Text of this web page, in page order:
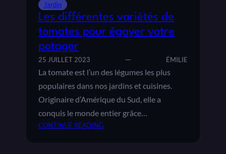
Jardin
Les différentes variétés de
tomates pour égayer votre
potager
25 JUILLET 2023 ÉMILIE
La tomate est l’un des légumes les plus
populaires dans nos jardins et cuisines.
Originaire d’Amérique du Sud, elle a
conquis le monde entier grâce…
CONTINUE READING